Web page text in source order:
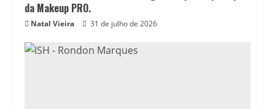
da Makeup PRO.
Natal Vieira 31 de julho de 2026